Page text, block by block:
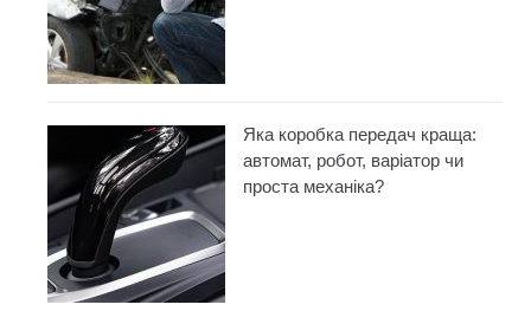
Яка коробка передач краща:
автомат, робот, варіатор чи
проста механіка?